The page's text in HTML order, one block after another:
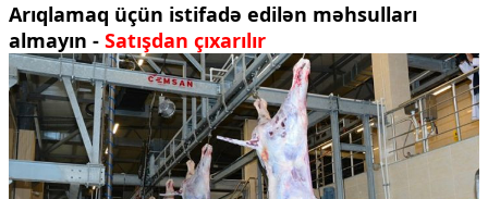
Arıqlamaq üçün istifadə edilən məhsulları
almayın - Satışdan çıxarılır